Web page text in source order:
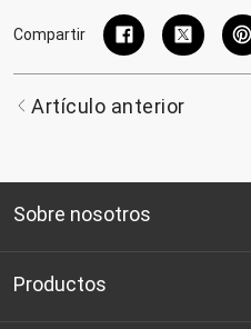
Compartir
Artículo anterior
Sobre nosotros
Quienes somos
Productos